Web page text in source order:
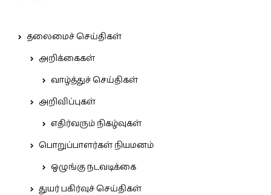
தலைமைச் செய்திகள்
அறிக்கைகள்
வாழ்த்துச் செய்திகள்
அறிவிப்புகள்
எதிர்வரும் நிகழ்வுகள்
பொறுப்பாளர்கள் நியமனம்
ஒழுங்கு நடவடிக்கை
துயர் பகிர்வுச் செய்திகள்